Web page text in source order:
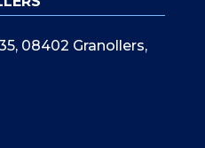
08402 Granollers,